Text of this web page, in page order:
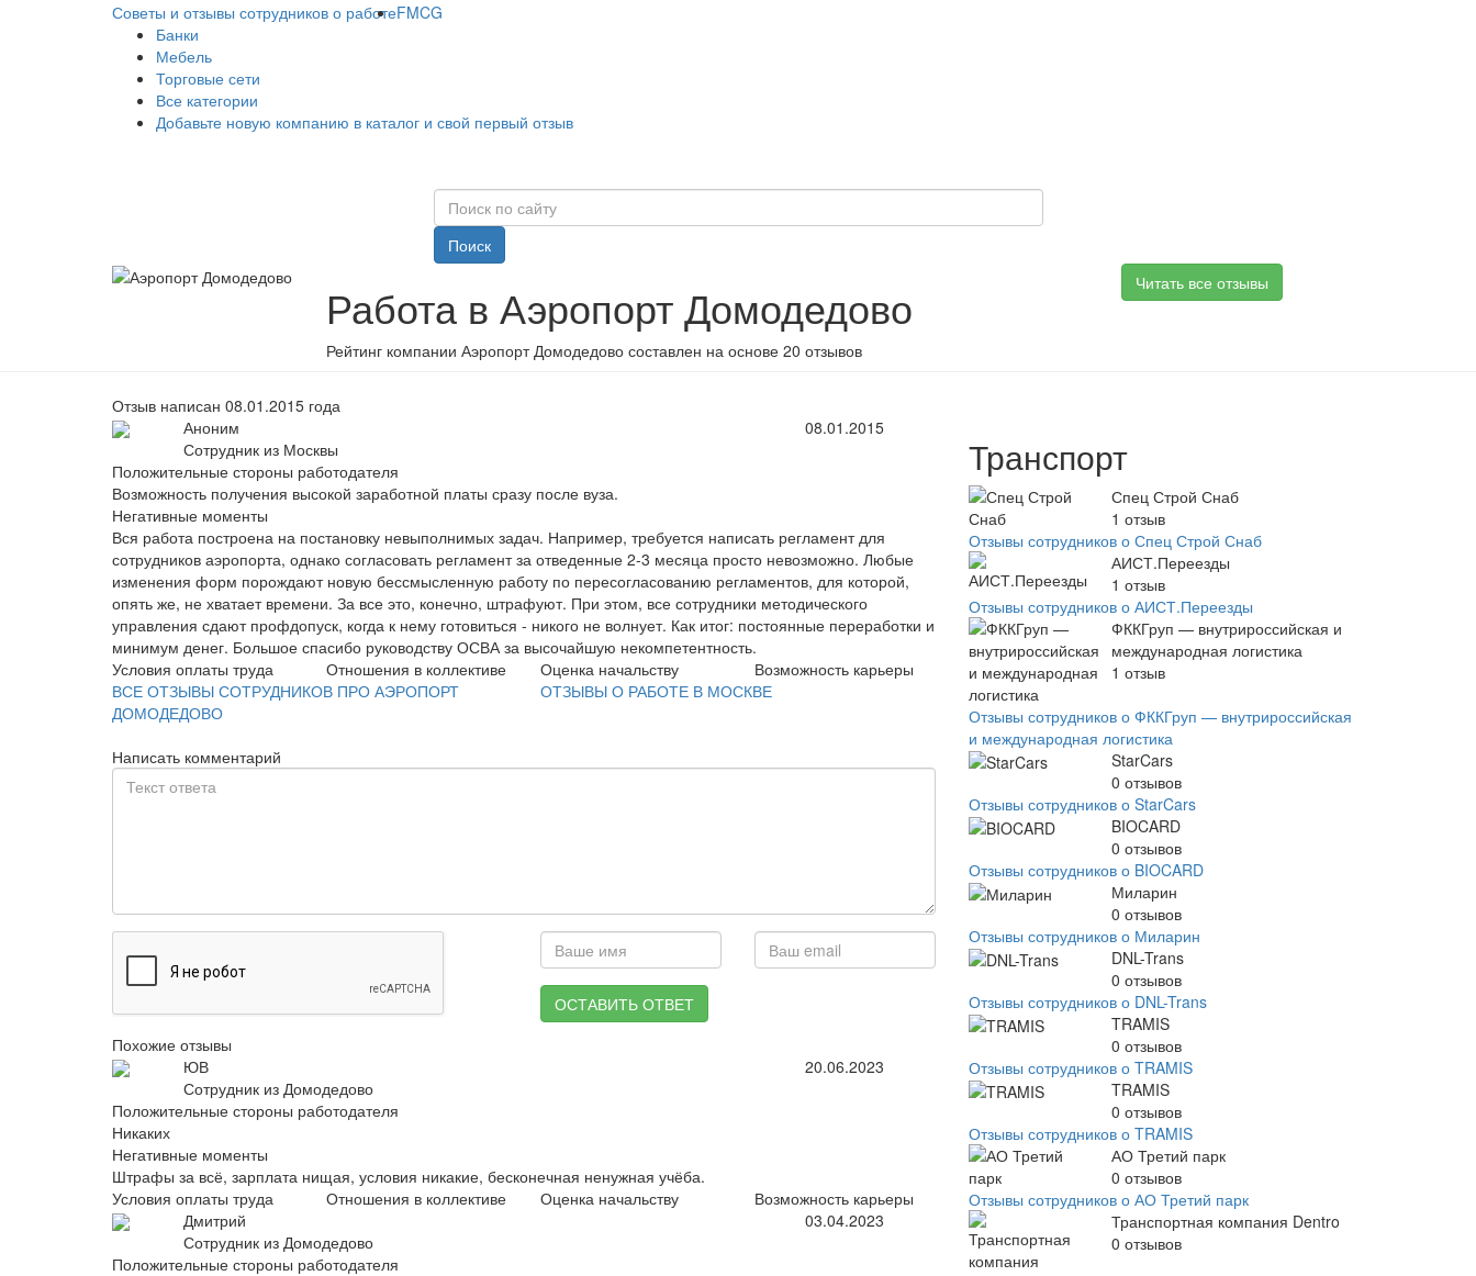
Советы и отзывы сотрудников о работеFMCG
Банки
Мебель
Торговые сети
Все категории
Добавьте новую компанию в каталог и свой первый отзыв
Поиск
Работа в Аэропорт Домодедово
Рейтинг компании Аэропорт Домодедово составлен на основе 20 отзывов
Читать все отзывы
Отзыв написан 08.01.2015 года
Аноним
Сотрудник из Москвы
08.01.2015
Положительные стороны работодателя
Возможность получения высокой заработной платы сразу после вуза.
Негативные моменты
Вся работа построена на постановку невыполнимых задач. Например, требуется написать регламент для
сотрудников аэропорта, однако согласовать регламент за отведенные 2-3 месяца просто невозможно. Любые
изменения форм порождают новую бессмысленную работу по пересогласованию регламентов, для которой,
опять же, не хватает времени. За все это, конечно, штрафуют. При этом, все сотрудники методического
управления сдают профдопуск, когда к нему готовиться - никого не волнует. Как итог: постоянные переработки и
минимум денег. Большое спасибо руководству ОСВА за высочайшую некомпетентность.
Условия оплаты труда
Отношения в коллективе Оценка начальству
Возможность карьеры
ВСЕ ОТЗЫВЫ СОТРУДНИКОВ ПРО АЭРОПОРТ
ДОМОДЕДОВО
ОТЗЫВЫ О РАБОТЕ В МОСКВЕ
Написать комментарий
ОСТАВИТЬ ОТВЕТ
Похожие отзывы
ЮВ
Сотрудник из Домодедово
20.06.2023
Положительные стороны работодателя
Никаких
Негативные моменты
Штрафы за всё, зарплата нищая, условия никакие, бесконечная ненужная учёба.
Условия оплаты труда
Отношения в коллективе Оценка начальству
Возможность карьеры
Дмитрий
Сотрудник из Домодедово
03.04.2023
Положительные стороны работодателя
Транспорт
Спец Строй Снаб
1 отзыв
Отзывы сотрудников о Спец Строй Снаб
АИСТ.Переезды
1 отзыв
Отзывы сотрудников о АИСТ.Переезды
ФККГруп — внутрироссийская и
международная логистика
1 отзыв
Отзывы сотрудников о ФККГруп — внутрироссийская
и международная логистика
StarCars
0 отзывов
Отзывы сотрудников о StarCars
BIOCARD
0 отзывов
Отзывы сотрудников о BIOCARD
Миларин
0 отзывов
Отзывы сотрудников о Миларин
DNL-Trans
0 отзывов
Отзывы сотрудников о DNL-Trans
TRAMIS
0 отзывов
Отзывы сотрудников о TRAMIS
TRAMIS
0 отзывов
Отзывы сотрудников о TRAMIS
АО Третий парк
0 отзывов
Отзывы сотрудников о АО Третий парк
Транспортная компания Dentro
0 отзывов